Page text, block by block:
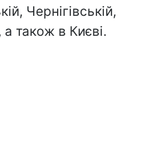
Чернігівській,
а також в Києві.